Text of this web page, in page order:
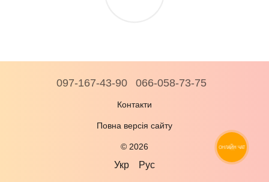
097-167-43-90 066-058-73-75
Контакти
Повна версія сайту
© 2026
Укр Рус
ОНЛАЙН ЧАТ